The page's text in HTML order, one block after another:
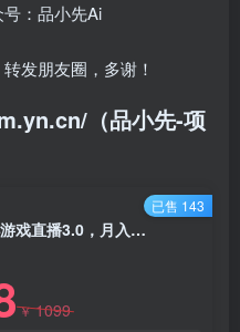
：品小先Ai
发朋友圈，多谢！
（品小先-项
最新项目！小白首选！不露脸小游戏直播3.0，月入10w+，全年可做 - 资源之家
￥1099
已售 143